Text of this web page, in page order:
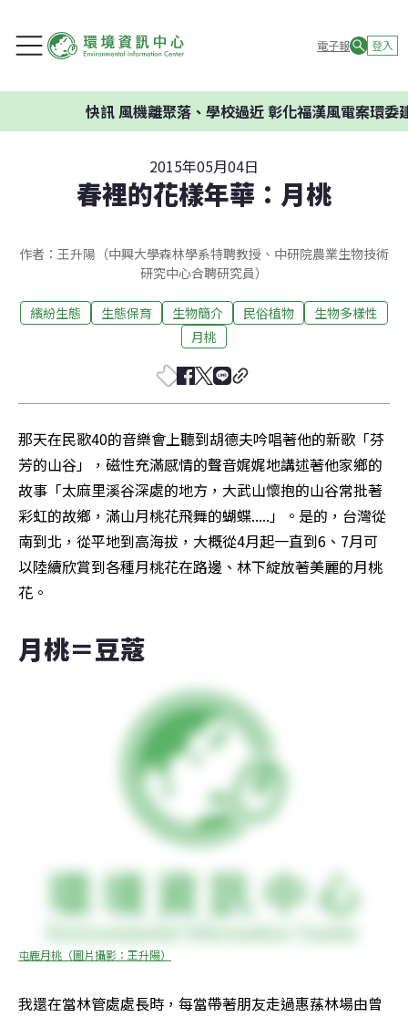
電子報 登入
風機離聚落、學校過近 彰化福漢風電案環委建議不
2015年05月04日
春裡的花樣年華：月桃
作者：王升陽（中興大學森林學系特聘教授、中研院農業生物技術
研究中心合聘研究員）
繽紛生態 生態保育 生物簡介 民俗植物
生物多樣性
月桃
那天在民歌40的音樂會上聽到胡德夫吟唱著他的新歌「芬
芳的山谷」，磁性充滿感情的聲音娓娓地講述著他家鄉的
故事「太麻里溪谷深處的地方，大武山懷抱的山谷常批著
彩虹的故鄉，滿山月桃花飛舞的蝴蝶.....」。是的，台灣從
南到北，從平地到高海拔，大概從4月起一直到6、7月可
以陸續欣賞到各種月桃花在路邊、林下綻放著美麗的月桃
花。
月桃＝豆蔻
屯鹿月桃（圖片攝影：王升陽）
我還在當林管處處長時，每當帶著朋友走過惠蓀林場由曾